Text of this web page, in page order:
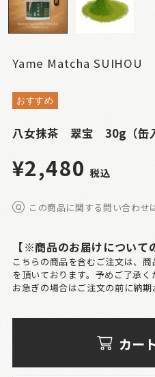
Yame Matcha SUIHOU
おすすめ
八女抹茶 翠宝 30g（缶入
¥2,480 税込
この商品に関する問い合わせ
【※商品のお届けについて
こちらの商品を含むご注文は、
を頂いております。予めご了承く
お急ぎの場合はご注文の前に納期
カー